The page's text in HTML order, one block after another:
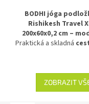
BODHI jóga
Rishikesh Travel
200x60x0,2 cm –
Praktická a skladná
Travelje nejtenčí a
verzí řady Rishikesh
s tloušťkou pouze2
ZOBRAZIT